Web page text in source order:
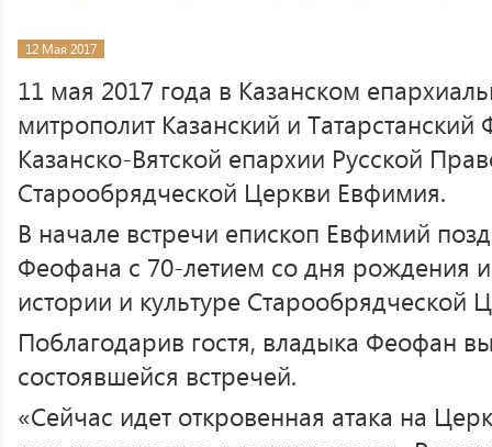
12 Мая 2017
11 мая 2017 года в Казанском
митрополит Казанский и
Казанско-Вятской епархии Русской
Старообрядческой Церкви Евфимия.
В начале встречи епископ Евфимий
Феофана с 70-летием со дня рождения
истории и культуре Старообрядческой
Поблагодарив гостя, владыка Феофан
состоявшейся встречей.
«Сейчас идет откровенная атака на